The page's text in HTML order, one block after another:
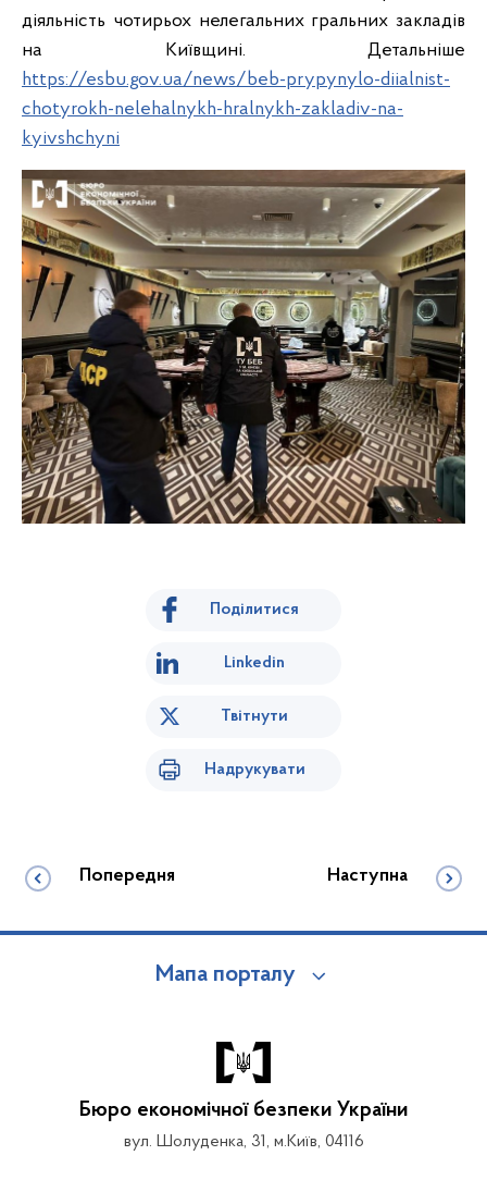
діяльність чотирьох нелегальних гральних закладів
на Київщині. Детальніше
https://esbu.gov.ua/news/beb-prypynylo-diialnist-
chotyrokh-nelehalnykh-hralnykh-zakladiv-na-
kyivshchyni
Поділитися
Linkedin
Твітнути
Надрукувати
Попередня Наступна
Мапа порталу
Бюро економічної безпеки України
вул. Шолуденка, 31, м.Київ, 04116